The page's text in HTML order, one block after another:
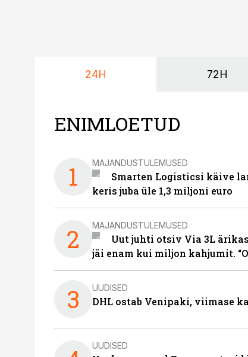
24H 72H
ENIMLOETUD
1 MAJANDUSTULEMUSED
Smarten Logisticsi käive
keris juba üle 1,3 miljoni euro
2 MAJANDUSTULEMUSED
Uut juhti otsiv Via 3L
jäi enam kui miljon kahjumit.
3 UUDISED
DHL ostab Venipaki, viimase
UUDISED